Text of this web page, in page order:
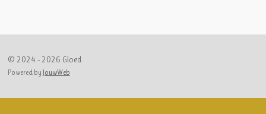
© 2024 - 2026 Gloed
Powered by JouwWeb